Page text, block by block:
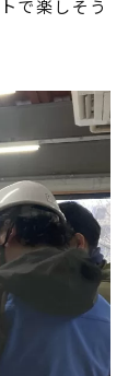
で楽しそう